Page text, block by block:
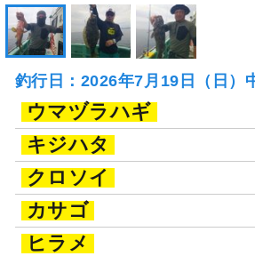
釣行日：2026年7月19日（日）
ウマヅラハギ
キジハタ
クロソイ
カサゴ
ヒラメ